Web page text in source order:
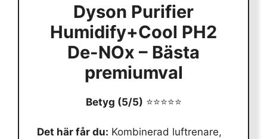
Dyson Purifier
Humidify+Cool PH2
De-NOx – Bästa
premiumval
Betyg (5/5) ⭐⭐⭐⭐⭐
Det här får du: Kombinerad luftrenare,